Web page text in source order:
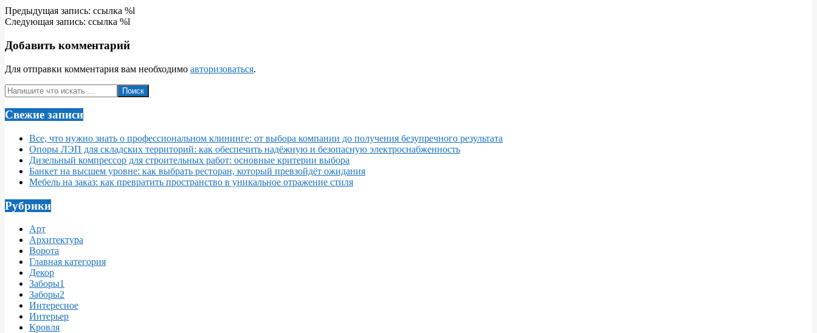
2011-
04-
Предыдущая запись: ссылка %l
Следующая запись: ссылка %l
Добавить комментарий
Для отправки комментария вам необходимо авторизоваться.
Поиск
Свежие записи
Все, что нужно знать о профессиональном клининге: от выбора компании до получения безупречного результата
Опоры ЛЭП для складских территорий: как обеспечить надёжную и безопасную электроснабженность
Дизельный компрессор для строительных работ: основные критерии выбора
Банкет на высшем уровне: как выбрать ресторан, который превзойдёт ожидания
Мебель на заказ: как превратить пространство в уникальное отражение стиля
Рубрики
Арт
Архитектура
Ворота
Главная категория
Декор
Заборы1
Заборы2
Интересное
Интерьер
Кровля